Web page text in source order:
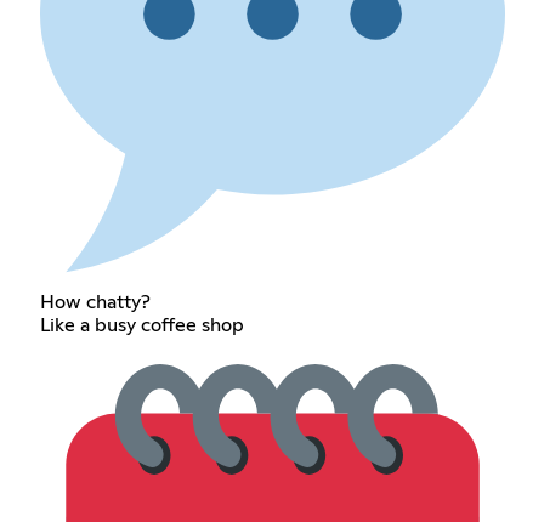
How chatty?
Like a busy coffee shop